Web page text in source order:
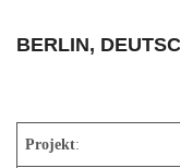
BERLIN,
Projekt: